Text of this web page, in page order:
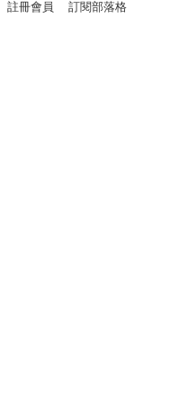
註冊會員 訂閱部落格